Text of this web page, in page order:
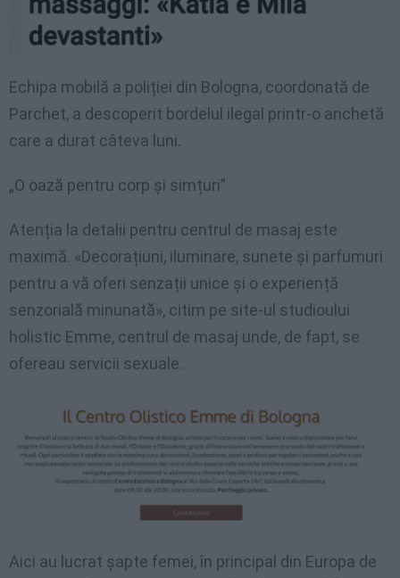
Echipa mobilă a poliției din Bologna, coordonată de
Parchet, a descoperit bordelul ilegal printr-o anchetă
care a durat câteva luni.
„O oază pentru corp și simțuri”
Atenția la detalii pentru centrul de masaj este
maximă. «Decorațiuni, iluminare, sunete și parfumuri
pentru a vă oferi senzații unice și o experiență
senzorială minunată», citim pe site-ul studioului
holistic Emme, centrul de masaj unde, de fapt, se
ofereau servicii sexuale.
Aici au lucrat șapte femei, în principal din Europa de